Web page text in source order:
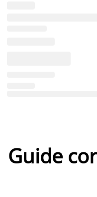
Guide